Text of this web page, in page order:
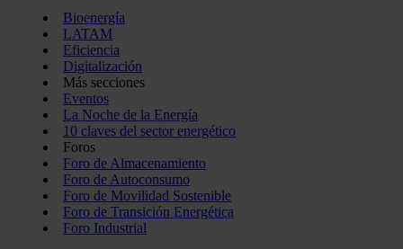
Bioenergía
LATAM
Eficiencia
Digitalización
Más secciones
Eventos
La Noche de la Energía
10 claves del sector energético
Foros
Foro de Almacenamiento
Foro de Autoconsumo
Foro de Movilidad Sostenible
Foro de Transición Energética
Foro Industrial